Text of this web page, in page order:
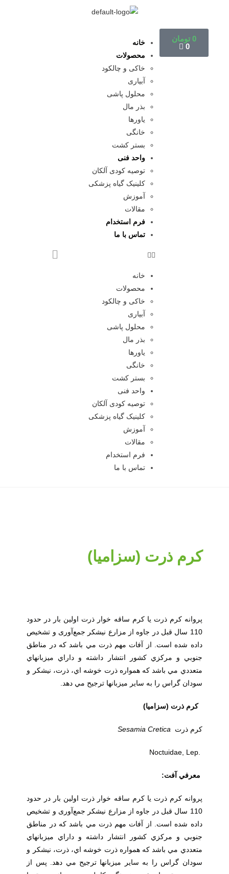
0 تومان
0
خانه
محصولات
خاکی و چالکود
آبیاری
محلول پاشی
بذر مال
یاورها
خانگی
بستر کشت
واحد فنی
توصیه کودی آلکان
کلینیک گیاه پزشکی
آموزش
مقالات
فرم استخدام
تماس با ما
خانه
محصولات
خاکی و چالکود
آبیاری
محلول پاشی
بذر مال
یاورها
خانگی
بستر کشت
واحد فنی
توصیه کودی آلکان
کلینیک گیاه پزشکی
آموزش
مقالات
فرم استخدام
تماس با ما
كرم ذرت (سزامیا)
پروانه کرم ذرت یا کرم ساقه خوار ذرت اولین بار در حدود
110 سال قبل در جاوه از مزارع نیشکر جمع‌آوری و تشخیص
داده شده است. از آفات مهم ذرت مي باشد كه در مناطق
جنوبي و مركزي كشور انتشار داشته و داراي ميزبانهاي
متعددي مي باشد كه همواره ذرت خوشه اي، ذرت، نيشكر و
سودان گراس را به ساير ميزبانها ترجيح مي دهد.
كرم ذرت (سزامیا)
كرم ذرت Sesamia Cretica
.Noctuidae, Lep
معرفي آفت:
پروانه کرم ذرت یا کرم ساقه خوار ذرت اولین بار در حدود
110 سال قبل در جاوه از مزارع نیشکر جمع‌آوری و تشخیص
داده شده است. از آفات مهم ذرت مي باشد كه در مناطق
جنوبي و مركزي كشور انتشار داشته و داراي ميزبانهاي
متعددي مي باشد كه همواره ذرت خوشه اي، ذرت، نيشكر و
سودان گراس را به ساير ميزبانها ترجيح مي دهد. پس از